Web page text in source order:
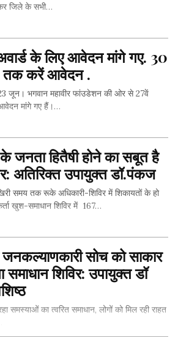
जिले के सभी…
के लिए आवेदन मांगे गए. 30
तक करें आवेदन .
जून। भगवान महावीर फांउडेशन की ओर से 27वें
आवेदन मांगे गए हैं।…
जनता हितैषी होने का सबूत है
अतिरिक्त उपायुक्त डॉ.पंकज
समय तक रूके अधिकारी-शिविर में शिकायतों के हो
खुश-समाधान शिविर में 167…
सोच को साकार
शिविर: उपायुक्त डॉ
समस्याओं का त्वरित समाधान, लोगों को मिल रही राहत